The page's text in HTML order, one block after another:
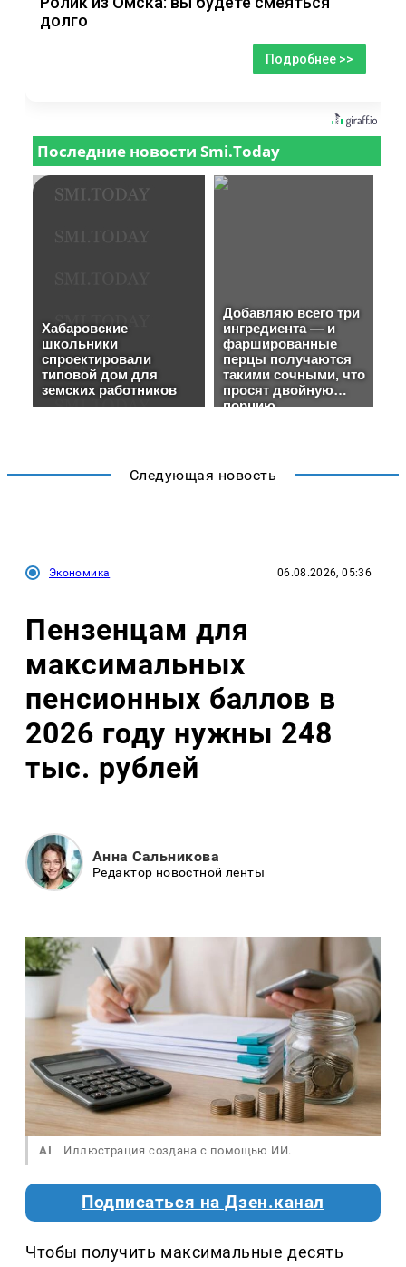
долго
Подробнее >>
Следующая новость
Экономика 06.08.2026, 05:36
Пензенцам для
максимальных
пенсионных баллов в
2026 году нужны 248
тыс. рублей
Анна Сальникова
Редактор новостной ленты
AI Иллюстрация создана с помощью ИИ.
Подписаться на Дзен.канал
Чтобы получить максимальные десять